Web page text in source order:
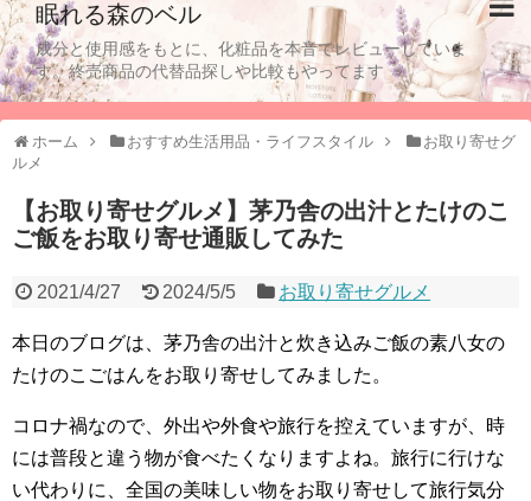
眠れる森のベル
成分と使用感をもとに、化粧品を本音でレビューしていま
す。終売商品の代替品探しや比較もやってます
ホーム おすすめ生活用品・ライフスタイル
お取り寄せグ
ルメ
【お取り寄せグルメ】茅乃舎の出汁とたけのこ
ご飯をお取り寄せ通販してみた
2021/4/27 2024/5/5 お取り寄せグルメ
本日のブログは、茅乃舎の出汁と炊き込みご飯の素八女の
たけのこごはんをお取り寄せしてみました。
コロナ禍なので、外出や外食や旅行を控えていますが、時
には普段と違う物が食べたくなりますよね。旅行に行けな
い代わりに、全国の美味しい物をお取り寄せして旅行気分